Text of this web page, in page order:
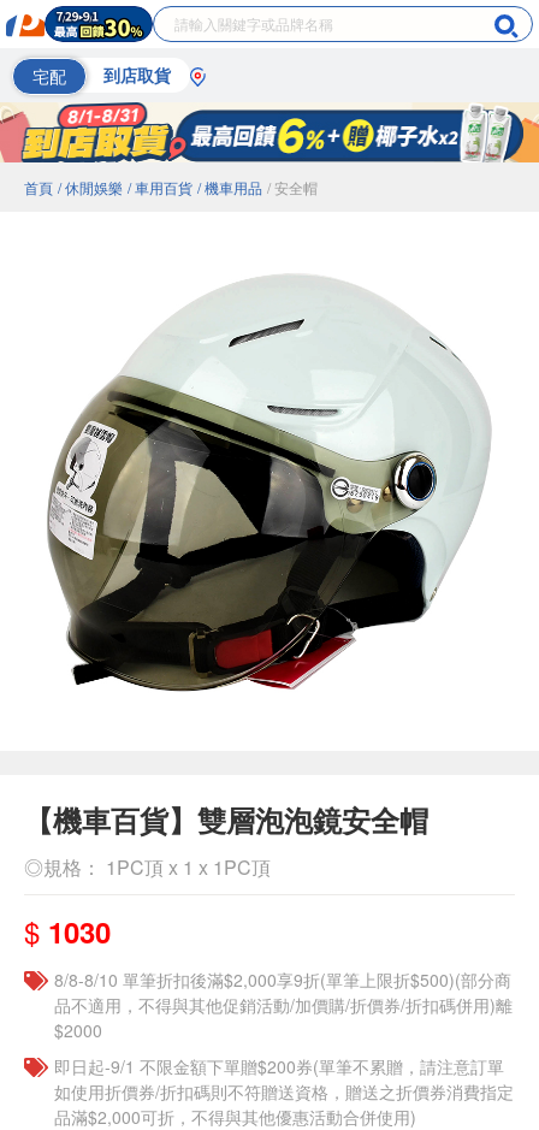
宅配 到店取貨
首頁 / 休閒娛樂 / 車用百貨 / 機車用品 / 安全帽
【機車百貨】雙層泡泡鏡安全帽
◎規格： 1PC頂 x 1 x 1PC頂
$ 1030
8/8-8/10 單筆折扣後滿$2,000享9折(單筆上限折$500)(部分商
品不適用，不得與其他促銷活動/加價購/折價券/折扣碼併用)離
$2000
即日起-9/1 不限金額下單贈$200券(單筆不累贈，請注意訂單
如使用折價券/折扣碼則不符贈送資格，贈送之折價券消費指定
品滿$2,000可折，不得與其他優惠活動合併使用)